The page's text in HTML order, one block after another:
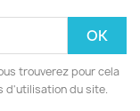
trouverez pour cela
d'utilisation du site.